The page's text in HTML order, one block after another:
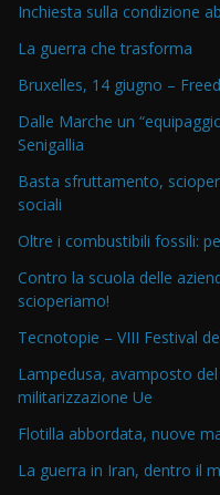
Inchiesta sulla condizione
La guerra che trasforma
Bruxelles, 14 giugno –
Dalle Marche un
Senigallia
Basta sfruttamento,
sociali
Oltre i combustibili fossili:
Contro la scuola delle
scioperiamo!
Tecnotopie – VIII Festival
Lampedusa, avamposto
militarizzazione Ue
Flotilla abbordata, nuove
La guerra in Iran, dentro il